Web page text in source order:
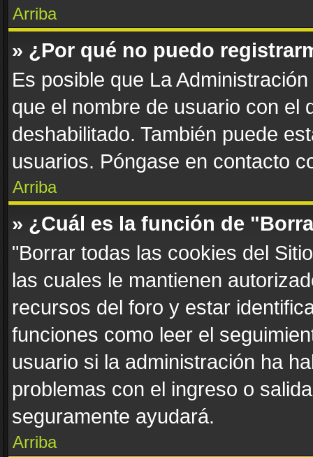
Arriba
» ¿Por qué no puedo
Es posible que La
que el nombre de usuario con el
deshabilitado. También puede
usuarios. Póngase en contacto
Arriba
» ¿Cuál es la función de
"Borrar todas las cookies del
las cuales le mantienen
recursos del foro y estar
funciones como leer el
usuario si la administración ha
problemas con el ingreso o
seguramente ayudará.
Arriba